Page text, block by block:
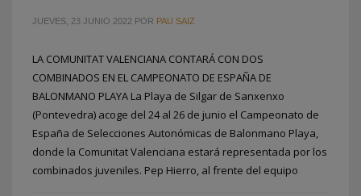
JUEVES, 23 JUNIO 2022 POR PAU SAIZ
LA COMUNITAT VALENCIANA CONTARÁ CON DOS
COMBINADOS EN EL CAMPEONATO DE ESPAÑA DE
BALONMANO PLAYA La Playa de Silgar de Sanxenxo
(Pontevedra) acoge del 24 al 26 de junio el Campeonato de
España de Selecciones Autonómicas de Balonmano Playa,
donde la Comunitat Valenciana estará representada por los
combinados juveniles. Pep Hierro, al frente del equipo